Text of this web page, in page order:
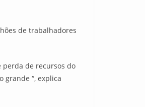
de trabalhadores
perda de recursos do
grande “, explica